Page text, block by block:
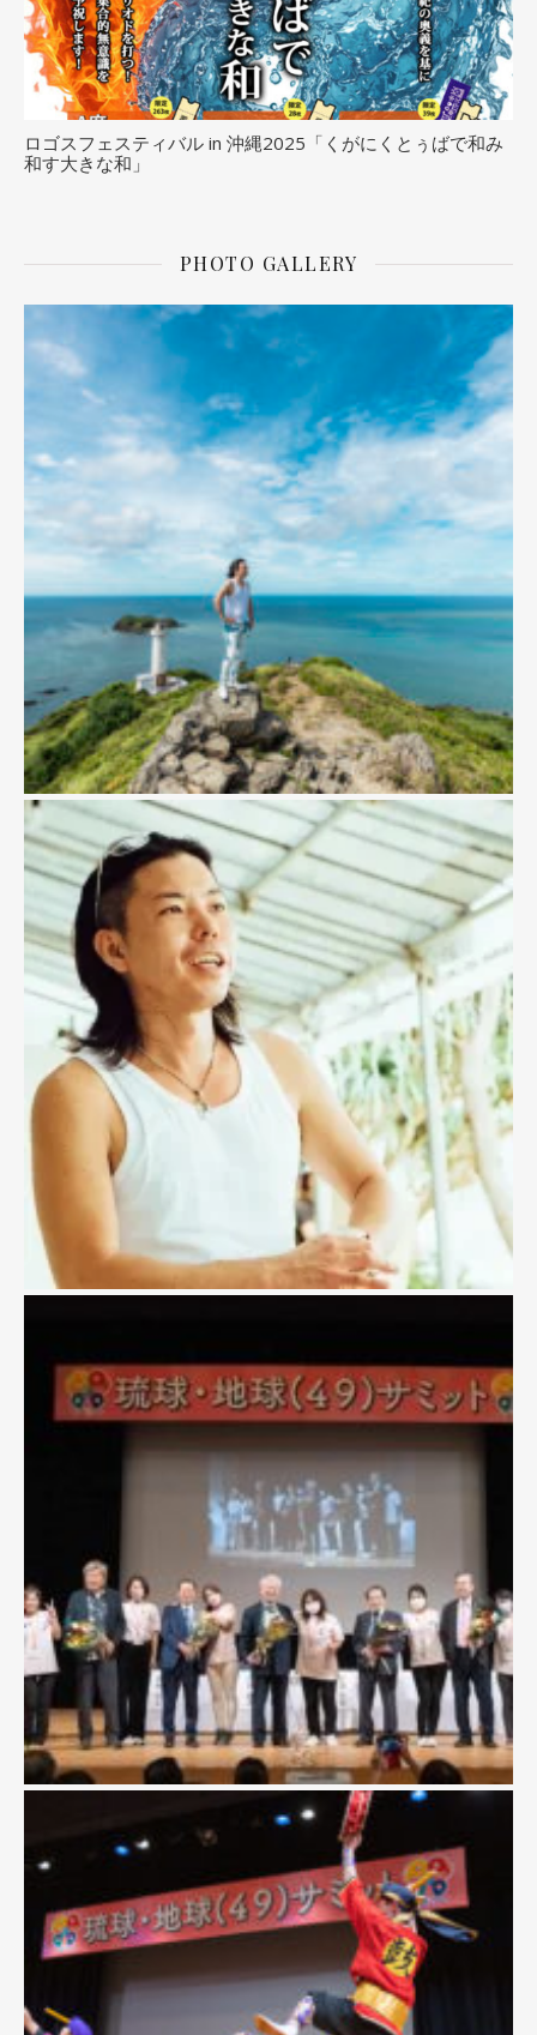
ロゴスフェスティバル in 沖縄2025「くがにくとぅばで和み
和す大きな和」
PHOTO GALLERY